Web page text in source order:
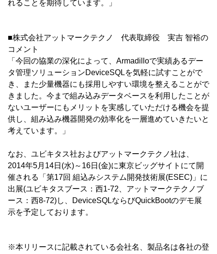
れることを期待しています。」
■株式会社アットマークテクノ 代表取締役 実吉 智裕の
コメント
「今回の協業の深化によって、Armadilloで実績あるデー
タ管理ソリューションDeviceSQLを気軽に試すことがで
き、また少量機器にも採用しやすい環境を整えることがで
きました。今まで組み込みデータベースを利用したことが
ないユーザーにもメリットを実感していただける機会を提
供し、組み込み機器開発の効率化を一層進めていきたいと
考えています。」
なお、ユビキタス社およびアットマークテクノ社は、
2014年5月14日(水)～16日(金)に東京ビッグサイトにて開
催される「第17回 組込みシステム開発技術展(ESEC)」に
出展(ユビキタスブース：西1-72、アットマークテクノブ
ース：西8-72)し、DeviceSQLならびQuickBootのデモ展
示を予定しております。
※本リリースに記載されている会社名、製品名は各社の登